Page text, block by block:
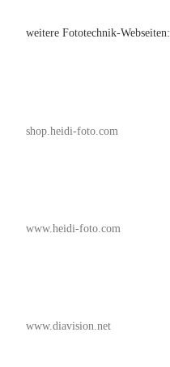
weitere Fototechnik-Webseiten:
shop.heidi-foto.com
www.heidi-foto.com
www.diavision.net